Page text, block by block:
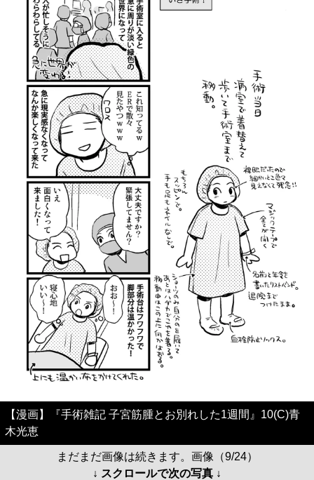
【漫画】『手術雑記 子宮筋腫とお別れした1週間』10(C)青
木光恵
まだまだ画像は続きます。画像（9/24）
↓ スクロールで次の写真 ↓